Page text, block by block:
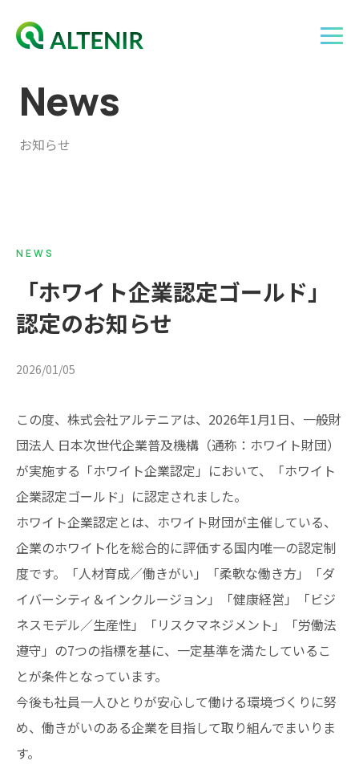
News
お知らせ
NEWS
「ホワイト企業認定ゴールド」
認定のお知らせ
2026/01/05
この度、株式会社アルテニアは、2026年1月1日、一般財
団法人 日本次世代企業普及機構（通称：ホワイト財団）
が実施する「ホワイト企業認定」において、「ホワイト
企業認定ゴールド」に認定されました。
ホワイト企業認定とは、ホワイト財団が主催している、
企業のホワイト化を総合的に評価する国内唯一の認定制
度です。「人材育成／働きがい」「柔軟な働き方」「ダ
イバーシティ＆インクルージョン」「健康経営」「ビジ
ネスモデル／生産性」「リスクマネジメント」「労働法
遵守」の7つの指標を基に、一定基準を満たしているこ
とが条件となっています。
今後も社員一人ひとりが安心して働ける環境づくりに努
め、働きがいのある企業を目指して取り組んでまいりま
す。